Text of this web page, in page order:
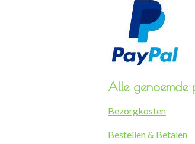
Alle genoemde
Bezorgkosten
Bestellen & Betalen